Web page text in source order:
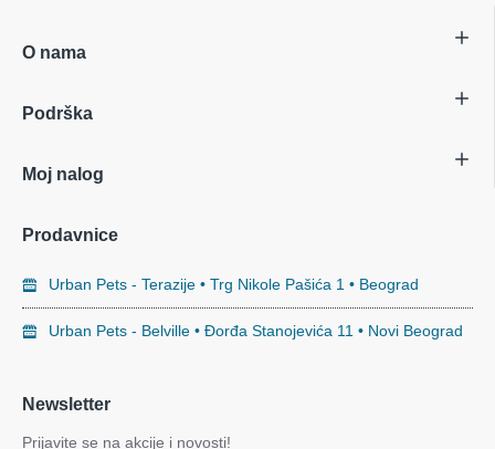
O nama
Podrška
Moj nalog
Prodavnice
Urban Pets - Terazije • Trg Nikole Pašića 1 • Beograd
Urban Pets - Belville • Đorđa Stanojevića 11 • Novi Beograd
Newsletter
Prijavite se na akcije i novosti!